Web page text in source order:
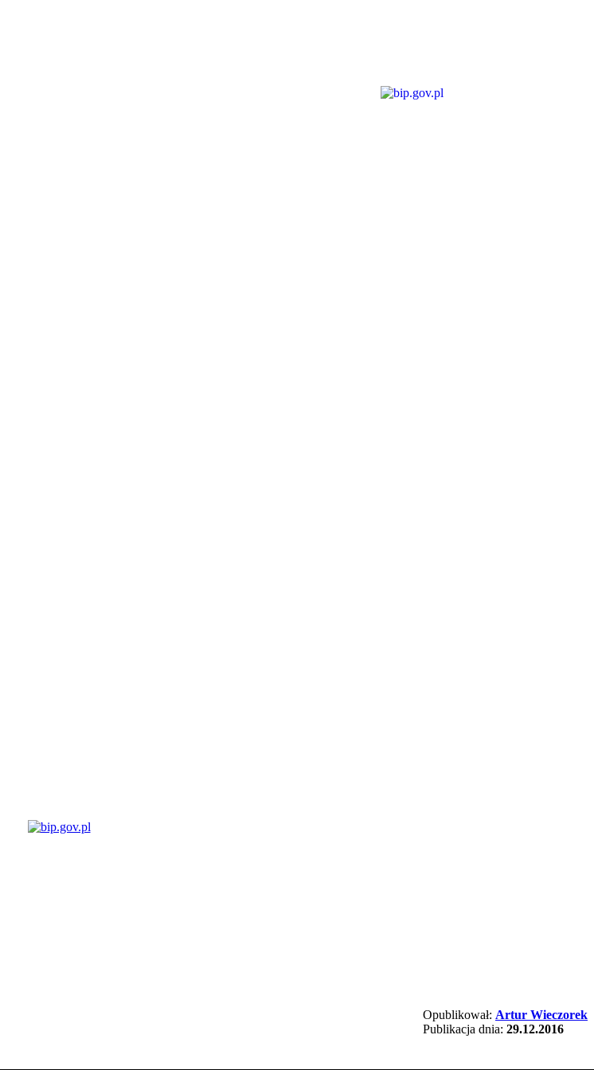
Opublikował: Artur Wieczorek
Publikacja dnia: 29.12.2016